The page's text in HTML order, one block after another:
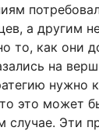
а другим
то, как они
на
нужно
это может
случае. Эти